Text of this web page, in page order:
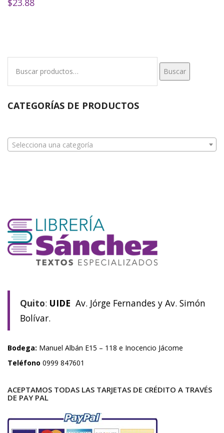
Buscar
CATEGORÍAS DE PRODUCTOS
Selecciona una categoría
Quito: UIDE Av. Jórge Fernandes y Av. Simón
Bolívar.
Bodega: Manuel Albán E15 – 118 e Inocencio Jácome
Teléfono 0999 847601
ACEPTAMOS TODAS LAS TARJETAS DE CRÉDITO A TRAVÉS
DE PAY PAL